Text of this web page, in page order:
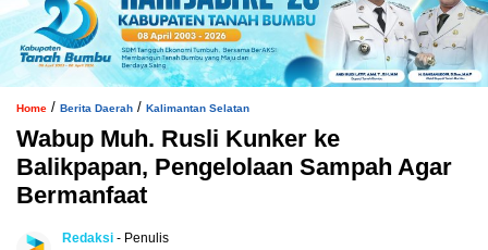
Home / Berita Daerah / Kalimantan Selatan
Wabup Muh. Rusli Kunker ke
Balikpapan, Pengelolaan Sampah Agar
Bermanfaat
Redaksi - Penulis